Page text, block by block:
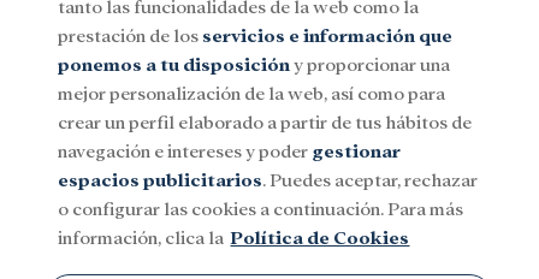
SocialInvestigación y becasCultura
tanto las funcionalidades de la web como la
prestación de los servicios e información que
ponemos a tu disposición y proporcionar una
mejor personalización de la web, así como para
crear un perfil elaborado a partir de tus hábitos de
navegación e intereses y poder gestionar
espacios publicitarios. Puedes aceptar, rechazar
o configurar las cookies a continuación. Para más
información, clica la Política de Cookies